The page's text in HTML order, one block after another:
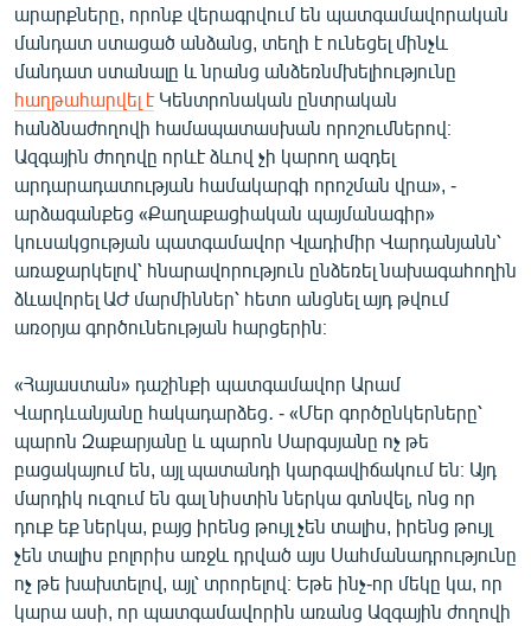
«Ազատության» բոլոր կայքերը
արարքները, որոնք վերագրվում են պատգամավորական
մանդատ ստացած անձանց, տեղի է ունեցել մինչև
մանդատ ստանալը և նրանց անձեռնմխելիությունը
հաղթահարվել էԿենտրոնական ընտրական
հանձնաժողովի համապատասխան որոշումներով։
Ազգային ժողովը որևէ ձևով չի կարող ազդել
արդարադատության համակարգի որոշման վրա», -
արձագանքեց «Քաղաքացիական պայմանագիր»
կուսակցության պատգամավոր Վլադիմիր Վարդանյանն՝
առաջարկելով՝ հնարավորություն ընձեռել նախագահողին
ձևավորել ԱԺ մարմիններ՝ հետո անցնել այդ թվում
առօրյա գործունեության հարցերին։
«Հայաստան» դաշինքի պատգամավոր Արամ
Վարդևանյանը հակադարձեց․ - «Մեր գործընկերները՝
պարոն Զաքարյանը և պարոն Սարգսյանը ոչ թե
բացակայում են, այլ պատանդի կարգավիճակում են։ Այդ
մարդիկ ուզում են գալ նիստին ներկա գտնվել, ոնց որ
դուք եք ներկա, բայց իրենց թույլ չեն տալիս, իրենց թույլ
չեն տալիս բոլորիս առջև դրված այս Սահմանադրությունը
ոչ թե խախտելով, այլ՝ տրորելով։ Եթե ինչ-որ մեկը կա, որ
կարա ասի, որ պատգամավորին առանց Ազգային ժողովի